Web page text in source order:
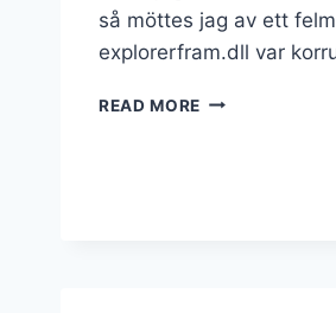
så möttes jag av ett
explorerfram.dll var
READ MORE